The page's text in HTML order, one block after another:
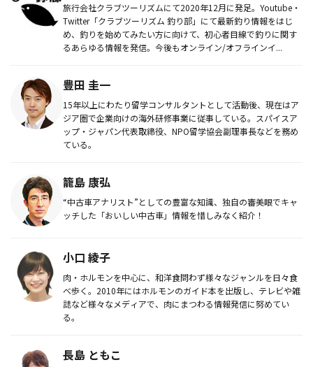
旅行会社クラブツーリズムにて2020年12月に発足。Youtube・
Twitter「クラブツーリズム 釣り部」にて最新釣り情報をはじ
め、釣りを始めてみたい方に向けて、初心者目線で釣りに関す
るあらゆる情報を発信。今後もオンライン/オフラインイ...
豊田 圭一
15年以上にわたり留学コンサルタントとして活動後、現在はア
ジア圏で企業向けの海外研修事業に従事している。スパイスア
ップ・ジャパン代表取締役、NPO留学協会副理事長などを務め
ている。
籠島 康弘
“中古車アナリスト”としての豊富な知識、独自の審美眼でキャ
ッチした「おいしい中古車」情報を惜しみなく紹介！
小口 綾子
肉・ホルモンを中心に、和洋食問わず様々なジャンルを日々食
べ歩く。2010年にはホルモンのガイド本を出版し、テレビや雑
誌など様々なメディアで、肉にまつわる情報発信に努めてい
る。
長島 ともこ